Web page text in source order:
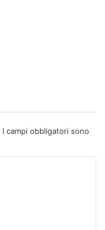
I campi obbligatori sono